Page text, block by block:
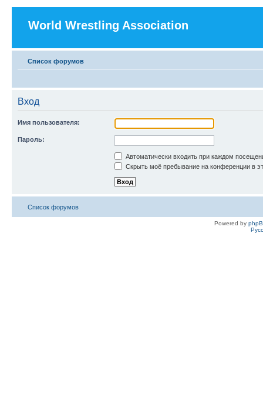
World Wrestling Association
Список форумов
Вход
Имя пользователя:
Пароль:
Автоматически входить при каждом
Скрыть моё пребывание на конференции в
Список форумов
Powered by